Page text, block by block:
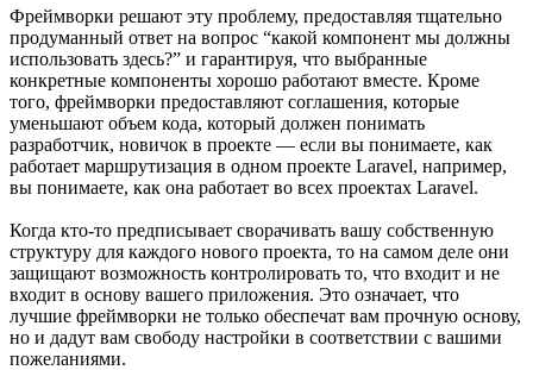
Фреймворки решают эту проблему, предоставляя тщательно
продуманный ответ на вопрос “какой компонент мы должны
использовать здесь?” и гарантируя, что выбранные
конкретные компоненты хорошо работают вместе. Кроме
того, фреймворки предоставляют соглашения, которые
уменьшают объем кода, который должен понимать
разработчик, новичок в проекте — если вы понимаете, как
работает маршрутизация в одном проекте Laravel, например,
вы понимаете, как она работает во всех проектах Laravel.
Когда кто-то предписывает сворачивать вашу собственную
структуру для каждого нового проекта, то на самом деле они
защищают возможность контролировать то, что входит и не
входит в основу вашего приложения. Это означает, что
лучшие фреймворки не только обеспечат вам прочную основу,
но и дадут вам свободу настройки в соответствии с вашими
пожеланиями.